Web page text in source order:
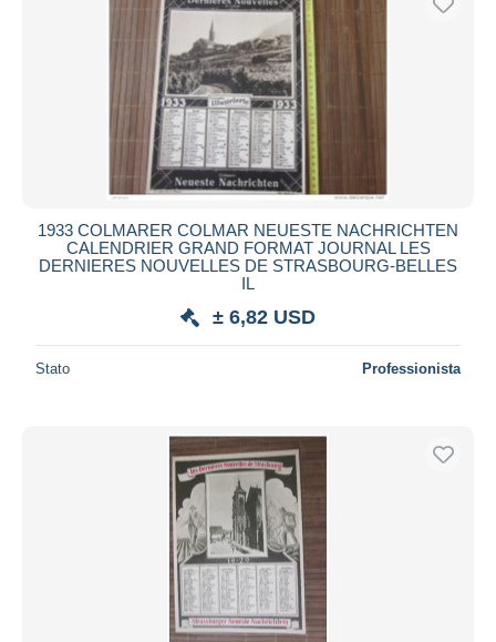
1933 COLMARER COLMAR NEUESTE NACHRICHTEN
CALENDRIER GRAND FORMAT JOURNAL LES
DERNIERES NOUVELLES DE STRASBOURG-BELLES
IL
± 6,82 USD
Stato Professionista